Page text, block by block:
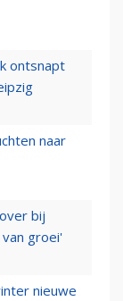
ontsnapt
naar
bij
groei'
nieuwe